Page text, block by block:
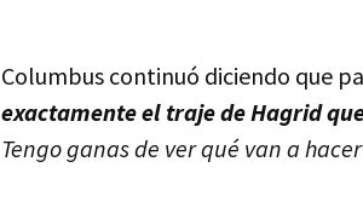
Columbus continuó diciendo que
exactamente el traje de Hagrid
Tengo ganas de ver qué van a